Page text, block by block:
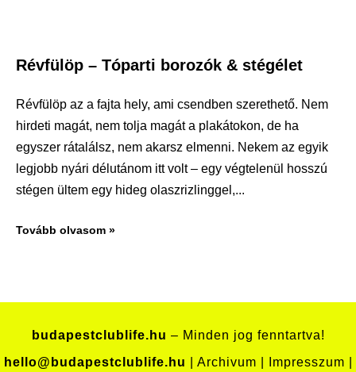
Révfülöp – Tóparti borozók & stégélet
Révfülöp az a fajta hely, ami csendben szerethető. Nem
hirdeti magát, nem tolja magát a plakátokon, de ha
egyszer rátalálsz, nem akarsz elmenni. Nekem az egyik
legjobb nyári délutánom itt volt – egy végtelenül hosszú
stégen ültem egy hideg olaszrizlinggel,
Tovább olvasom »
budapestclublife.hu – Minden jog fenntartva!
hello@budapestclublife.hu Archivum Impresszum